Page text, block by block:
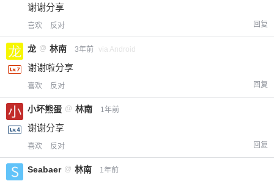
谢谢分享
喜欢 反对 回复
龙 @ 林南 3年前 via Android
谢谢啦分享
喜欢 反对 回复
小坏熊蛋 @ 林南 1年前
谢谢分享
喜欢 反对 回复
Seabaer @ 林南 1年前